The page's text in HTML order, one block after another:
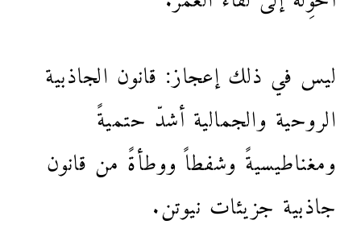
ليس في ذلك إعجاز: قانون الجاذبية
الروحية والجمالية أشدّ حتميةً
ومغناطيسيةً وشفطاً ووطأةً من قانون
جاذبية جزيئات نيوتن.